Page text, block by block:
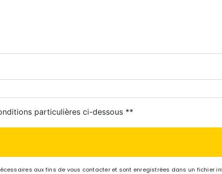
particulières ci-dessous **
aux fins de vous contacter et sont enregistrées dans un